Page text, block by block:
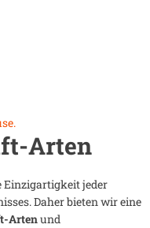
Arten
Einzigartigkeit jeder
Daher bieten wir eine
Artenund